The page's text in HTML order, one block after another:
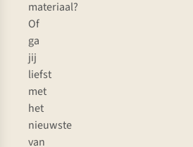
materiaal?
Of
ga
jij
liefst
met
het
nieuwste
van